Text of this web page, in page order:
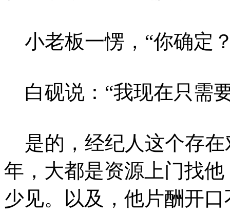
小老板一愣，“你确定
白砚说：“我现在只需
是的，经纪人这个存在
年，大都是资源上门找
少见。以及，他片酬开